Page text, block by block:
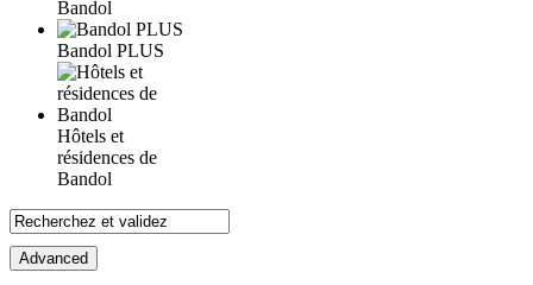
Bandol
Bandol PLUS
Hôtels et
résidences de
Bandol